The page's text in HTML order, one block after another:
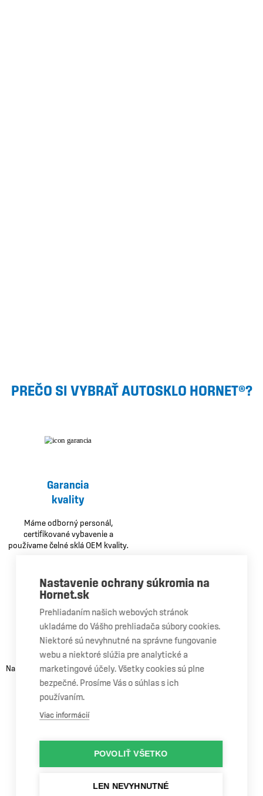
PREČO SI VYBRAŤ AUTOSKLO HORNET®?
Garancia
kvality
Máme odborný personál,
certifikované vybavenie a
používame čelné sklá OEM kvality.
Doživotná
záruka
Na vykonanú opravu alebo výmenu
vášho čelného skla získavate
doživotnú záruku.
Nastavenie ochrany súkromia na
Hornet.sk
Prehliadaním našich webových stránok
ukladáme do Vášho prehliadača súbory cookies.
Niektoré sú nevyhnutné na správne fungovanie
webu a niektoré slúžia pre analytické a
marketingové účely. Všetky cookies sú plne
bezpečné. Prosíme Vás o súhlas s ich
používaním.
Viac informácií
POVOLIŤ VŠETKO
LEN NEVYHNUTNÉ